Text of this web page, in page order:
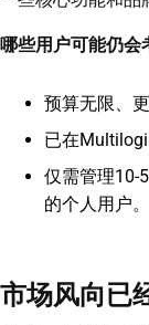
哪些用户可能仍会
预算无限、
已在
仅需管理10-
的个人用户。
市场风向已